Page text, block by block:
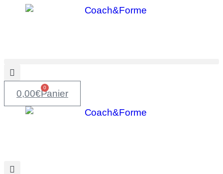
0,00€
0
Panier